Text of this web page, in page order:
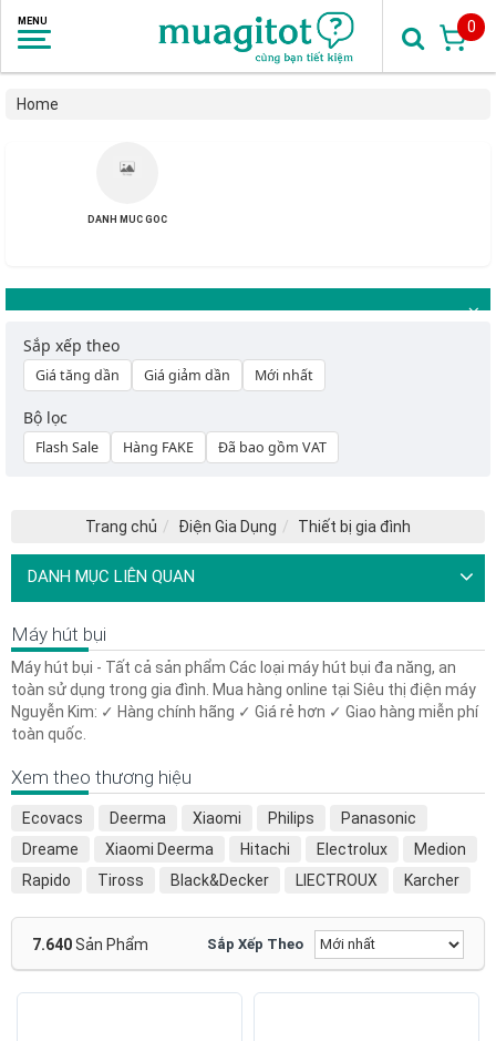
0
Home
DANH MUC GOC
Sắp xếp theo
Giá tăng dần Giá giảm dần Mới nhất
Bộ lọc
Flash Sale Hàng FAKE Đã bao gồm VAT
Trang chủ Điện Gia Dụng Thiết bị gia đình
DANH MỤC LIÊN QUAN
Máy hút bụi
Máy hút bụi - Tất cả sản phẩm Các loại máy hút bụi đa năng, an
toàn sử dụng trong gia đình. Mua hàng online tại Siêu thị điện máy
Nguyễn Kim: ✓ Hàng chính hãng ✓ Giá rẻ hơn ✓ Giao hàng miễn phí
toàn quốc.
Xem theo thương hiệu
Ecovacs Deerma Xiaomi Philips
Panasonic
Dreame
Xiaomi Deerma Hitachi Electrolux
Medion
Rapido
Tiross Black&Decker LIECTROUX
Karcher
Samsung
Qihoo 360 AIRBOT Hiclean
iRobot
Hons Shimono PUPPYOO
Vacuum Cleaner
7.640Sản Phẩm Sắp Xếp Theo